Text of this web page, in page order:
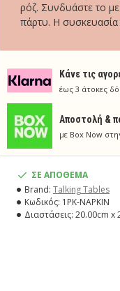
Κάνε τις
έως 3 άτοκες
Aποστολή &
με Box Now
ρόζ. Συνδυάστε το
πάρτυ. Η συσκευασία
ΣΕ ΑΠΟΘΕΜΑ
Brand: Talking Tables
Κωδικός: 1PK-NAPKIN
Διαστάσεις: 20.00cm x